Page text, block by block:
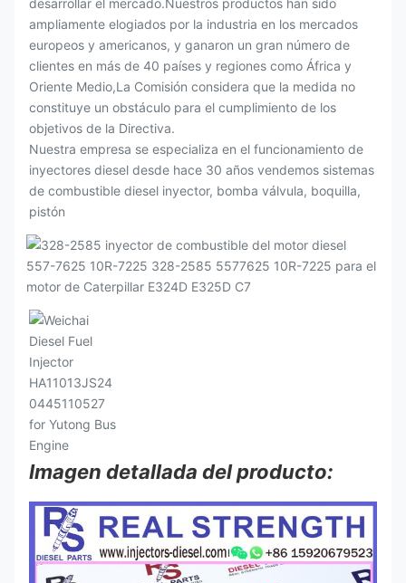
desarrollar el mercado.Nuestros productos han sido
ampliamente elogiados por la industria en los mercados
europeos y americanos, y ganaron un gran número de
clientes en más de 40 países y regiones como África y
Oriente Medio,La Comisión considera que la medida no
constituye un obstáculo para el cumplimiento de los
objetivos de la Directiva.
Nuestra empresa se especializa en el funcionamiento de
inyectores diesel desde hace 30 años vendemos sistemas
de combustible diesel inyector, bomba válvula, boquilla,
pistón
Imagen detallada del producto: